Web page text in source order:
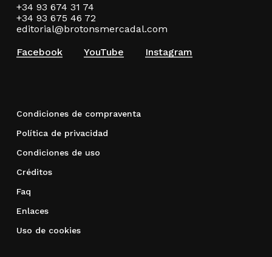
+34 93 674 31 74
+34 93 675 46 72
editorial@brotonsmercadal.com
Facebook
YouTube Instagram
Condiciones de compraventa
Política de privacidad
Condiciones de uso
Créditos
Faq
Enlaces
Uso de cookies